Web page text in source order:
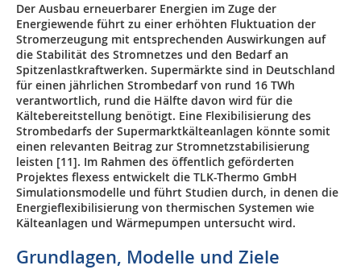
Der Ausbau erneuerbarer Energien im Zuge der
Energiewende führt zu einer erhöhten Fluktuation der
Stromerzeugung mit entsprechenden Auswirkungen auf
die Stabilität des Stromnetzes und den Bedarf an
Spitzenlastkraftwerken. Supermärkte sind in Deutschland
für einen jährlichen Strombedarf von rund 16 TWh
verantwortlich, rund die Hälfte davon wird für die
Kältebereitstellung benötigt. Eine Flexibilisierung des
Strombedarfs der Supermarktkälteanlagen könnte somit
einen relevanten Beitrag zur Stromnetzstabilisierung
leisten [11]. Im Rahmen des öffentlich geförderten
Projektes flexess entwickelt die TLK-Thermo GmbH
Simulationsmodelle und führt Studien durch, in denen die
Energieflexibilisierung von thermischen Systemen wie
Kälteanlagen und Wärmepumpen untersucht wird.
Grundlagen, Modelle und Ziele